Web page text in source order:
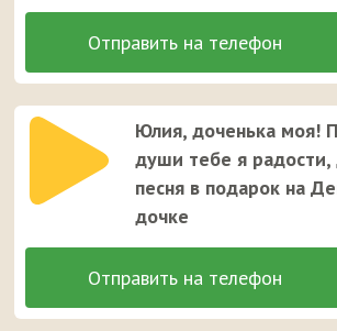
Юлия, доченька моя!
души тебе я радости,
песня в подарок на
дочке